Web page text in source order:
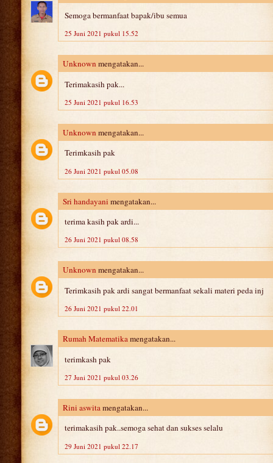
Semoga bermanfaat bapak/ibu semua
25 Juni 2021 pukul 15.52
Unknown mengatakan...
Terimakasih pak...
25 Juni 2021 pukul 16.53
Unknown mengatakan...
Terimkasih pak
26 Juni 2021 pukul 05.08
Sri handayani mengatakan...
terima kasih pak ardi...
26 Juni 2021 pukul 08.58
Unknown mengatakan...
Terimkasih pak ardi sangat bermanfaat sekali materi peda inj
26 Juni 2021 pukul 22.01
Rumah Matematikamengatakan...
terimkash pak
27 Juni 2021 pukul 03.26
Rini aswitamengatakan...
terimakasih pak..semoga sehat dan sukses selalu
29 Juni 2021 pukul 22.17